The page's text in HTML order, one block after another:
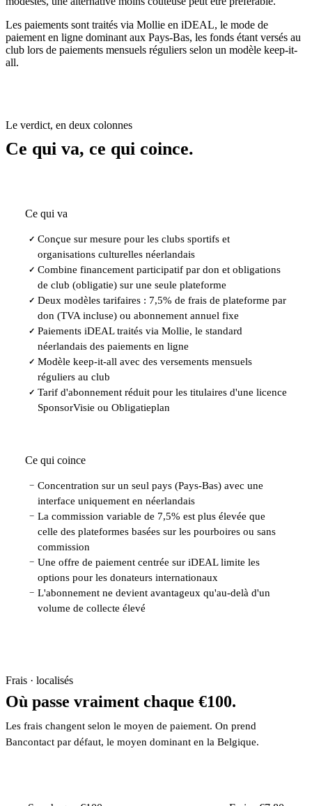
Les paiements sont traités via Mollie en iDEAL, le mode de
paiement en ligne dominant aux Pays-Bas, les fonds étant versés au
club lors de paiements mensuels réguliers selon un modèle keep-it-
all.
Le verdict, en deux colonnes
Ce qui va, ce qui coince.
Ce qui va
✓ Conçue sur mesure pour les clubs sportifs et
organisations culturelles néerlandais
✓ Combine financement participatif par don et obligations
de club (obligatie) sur une seule plateforme
✓ Deux modèles tarifaires : 7,5% de frais de plateforme par
don (TVA incluse) ou abonnement annuel fixe
✓ Paiements iDEAL traités via Mollie, le standard
néerlandais des paiements en ligne
✓ Modèle keep-it-all avec des versements mensuels
réguliers au club
✓ Tarif d'abonnement réduit pour les titulaires d'une licence
SponsorVisie ou Obligatieplan
Ce qui coince
− Concentration sur un seul pays (Pays-Bas) avec une
interface uniquement en néerlandais
− La commission variable de 7,5% est plus élevée que
celle des plateformes basées sur les pourboires ou sans
commission
− Une offre de paiement centrée sur iDEAL limite les
options pour les donateurs internationaux
− L'abonnement ne devient avantageux qu'au-delà d'un
volume de collecte élevé
Frais · localisés
Où passe vraiment chaque €100.
Les frais changent selon le moyen de paiement. On prend
Bancontact par défaut, le moyen dominant en la Belgique.